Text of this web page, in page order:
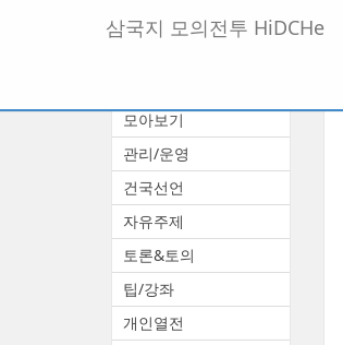
뉴
기
삼국지 모의전투 HiDCHe
모아보기
관리/운영
건국선언
자유주제
토론&토의
팁/강좌
개인열전